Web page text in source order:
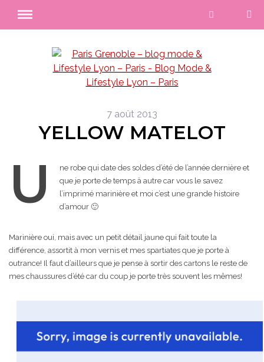
7 août 2013
YELLOW MATELOT
U
ne robe qui date des soldes d’été de l’année dernière et
que je porte de temps à autre car vous le savez
l’imprimé marinière et moi c’est une grande histoire
d’amour 🙂
Marinière oui, mais avec un petit détail jaune qui fait toute la
différence, assortit à mon vernis et mes spartiates que je porte à
outrance! Il faut d’ailleurs que je pense à sortir des cartons le reste de
mes chaussures d’été car du coup je porte très souvent les mêmes!